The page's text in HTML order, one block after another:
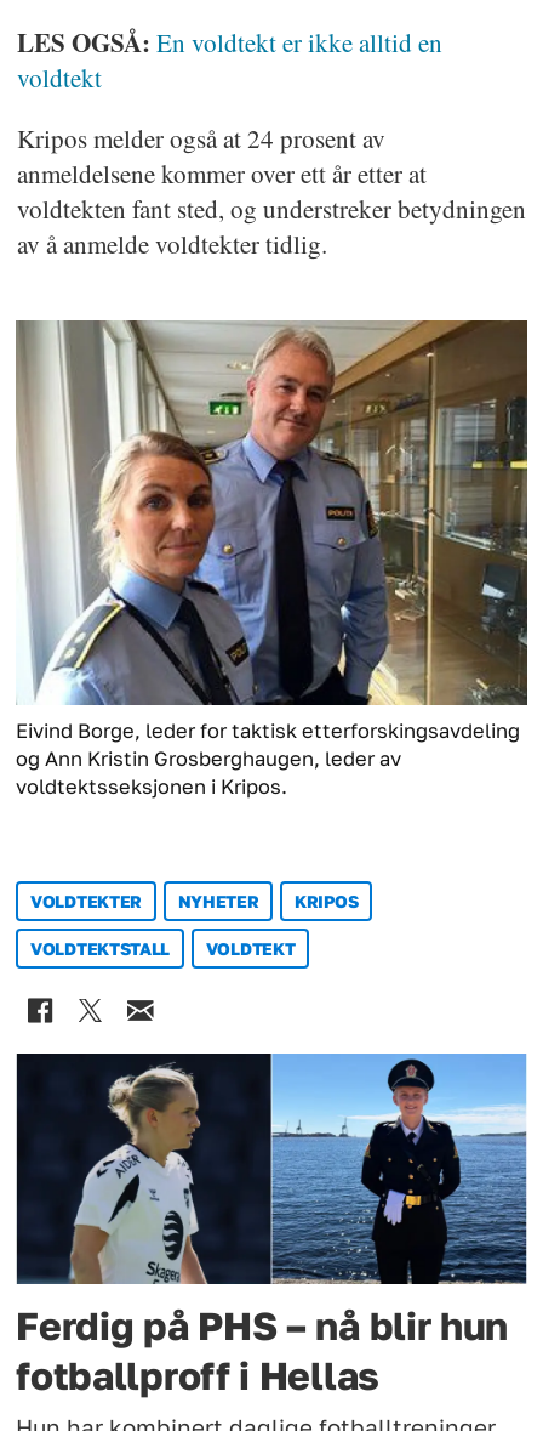
LES OGSÅ: En voldtekt er ikke alltid en
voldtekt
Kripos melder også at 24 prosent av
anmeldelsene kommer over ett år etter at
voldtekten fant sted, og understreker betydningen
av å anmelde voldtekter tidlig.
Eivind Borge, leder for taktisk etterforskingsavdeling
og Ann Kristin Grosberghaugen, leder av
voldtektsseksjonen i Kripos.
VOLDTEKTER NYHETER KRIPOS
VOLDTEKTSTALL VOLDTEKT
Ferdig på PHS – nå blir hun
fotballproff i Hellas